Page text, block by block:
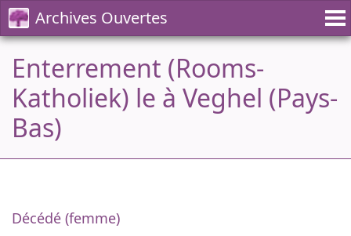
Archives Ouvertes
Enterrement (Rooms-
Katholiek) le à Veghel (Pays-
Bas)
Décédé (femme)